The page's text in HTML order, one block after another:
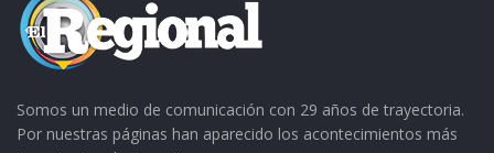
Somos un medio de comunicación con 29 años de trayectoria.
Por nuestras páginas han aparecido los acontecimientos más